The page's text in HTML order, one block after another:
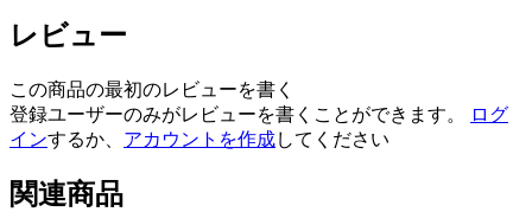
レビュー
この商品の最初のレビューを書く
登録ユーザーのみがレビューを書くことができます。
ログ
インするか、 アカウントを作成してください
関連商品